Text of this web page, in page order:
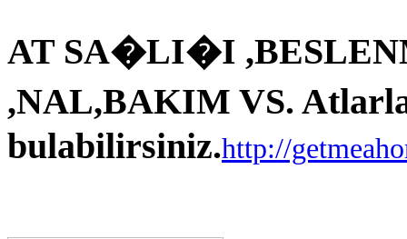
AT SA�LI�I
,NAL,BAKIM VS.
bulabilirsiniz.http://